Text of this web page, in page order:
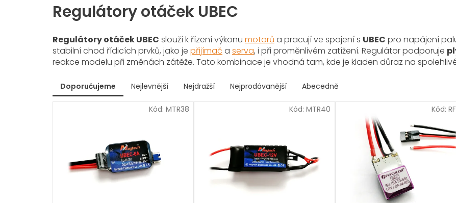
Regulátory otáček UBEC
Regulátory otáček UBEC slouží k řízení výkonu motorů a pracují ve spojení s UBEC pro napájení
stabilní chod řídicích prvků, jako je přijímač a serva, i při proměnlivém zatížení. Regulátor podporuje
reakce modelu při změnách zátěže. Tato kombinace je vhodná tam, kde je kladen důraz na
Ř
Doporučujeme Nejlevnější Nejdražší Nejprodávanější Abecedně
ý
p Kód: MTR38 Kód: MTR40 Kód: